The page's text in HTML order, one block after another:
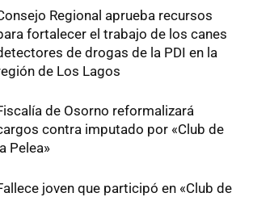
Regional aprueba recursos
fortalecer el trabajo de los canes
de drogas de la PDI en la
de Los Lagos
de Osorno reformalizará
contra imputado por «Club de
Pelea»
joven que participó en «Club de